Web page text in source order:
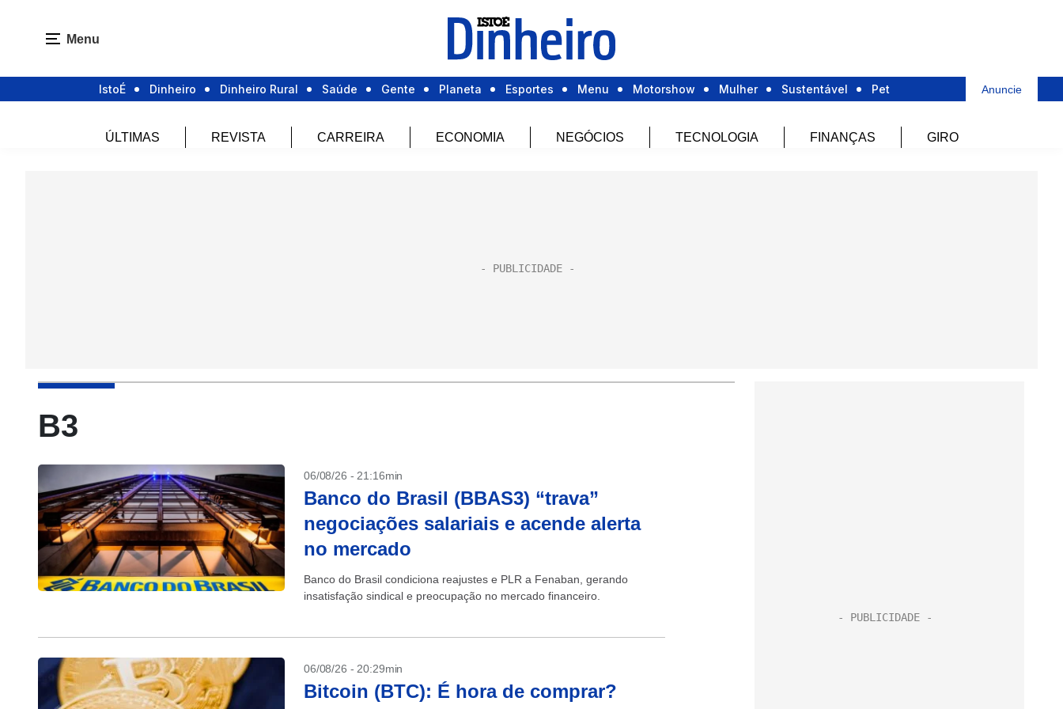
Menu
IstoÉ Dinheiro Dinheiro Rural Saúde Gente Planeta Esportes Menu Motorshow Mulher Sustentável Pet Anuncie
ÚLTIMAS REVISTA CARREIRA ECONOMIA NEGÓCIOS TECNOLOGIA FINANÇAS GIRO
B3
06/08/26 - 21:16min
Banco do Brasil (BBAS3) “trava”
negociações salariais e acende alerta
no mercado
Banco do Brasil condiciona reajustes e PLR a Fenaban, gerando
insatisfação sindical e preocupação no mercado financeiro.
06/08/26 - 20:29min
Bitcoin (BTC): É hora de comprar?